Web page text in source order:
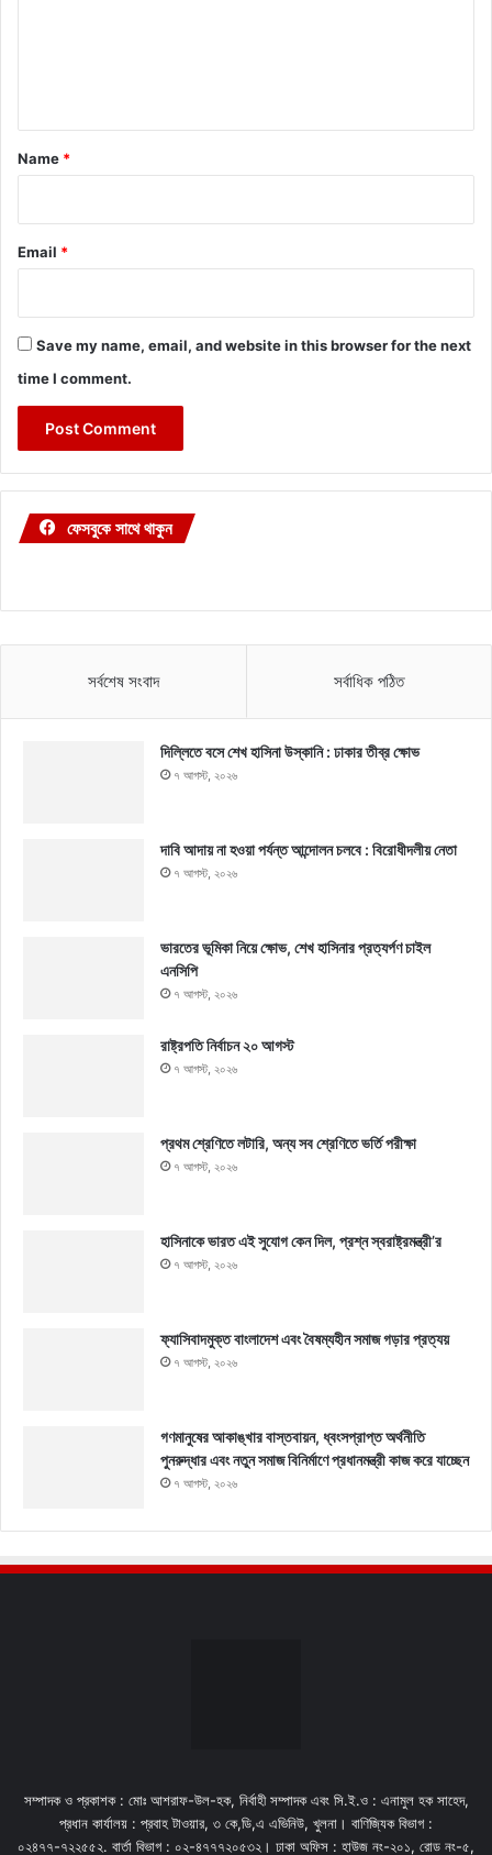
*
Name *
Email *
Save my name, email, and website in this browser for the next
time I comment.
ফেসবুকে সাথে থাকুন
সর্বশেষ সংবাদ সর্বাধিক পঠিত
দিল্লিতে বসে শেখ হাসিনা উস্কানি : ঢাকার তীব্র ক্ষোভ
৭ আগস্ট, ২০২৬
দাবি আদায় না হওয়া পর্যন্ত আন্দোলন চলবে : বিরোধীদলীয় নেতা
৭ আগস্ট, ২০২৬
ভারতের ভূমিকা নিয়ে ক্ষোভ, শেখ হাসিনার প্রত্যর্পণ চাইল
এনসিপি
৭ আগস্ট, ২০২৬
রাষ্ট্রপতি নির্বাচন ২০ আগস্ট
৭ আগস্ট, ২০২৬
প্রথম শ্রেণিতে লটারি, অন্য সব শ্রেণিতে ভর্তি পরীক্ষা
৭ আগস্ট, ২০২৬
হাসিনাকে ভারত এই সুযোগ কেন দিল, প্রশ্ন স্বরাষ্ট্রমন্ত্রী’র
৭ আগস্ট, ২০২৬
ফ্যাসিবাদমুক্ত বাংলাদেশ এবং বৈষম্যহীন সমাজ গড়ার প্রত্যয়
৭ আগস্ট, ২০২৬
গণমানুষের আকাঙ্খার বাস্তবায়ন, ধ্বংসপ্রাপ্ত অর্থনীতি
পুনরুদ্ধার এবং নতুন সমাজ বিনির্মাণে প্রধানমন্ত্রী কাজ করে যাচ্ছেন
৭ আগস্ট, ২০২৬
সম্পাদক ও প্রকাশক : মোঃ আশরাফ-উল-হক, নির্বাহী সম্পাদক এবং সি.ই.ও : এনামুল হক সাহেদ,
প্রধান কার্যালয় : প্রবাহ টাওয়ার, ৩ কে,ডি,এ এভিনিউ, খুলনা। বাণিজ্যিক বিভাগ :
০২৪৭৭-৭২২৫৫২. বার্তা বিভাগ : ০২-৪৭৭৭২০৫৩২। ঢাকা অফিস : হাউজ নং-২০১, রোড নং-৫,